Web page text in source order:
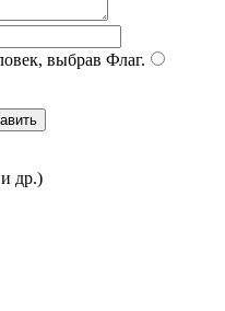
выбрав Флаг.
др.)